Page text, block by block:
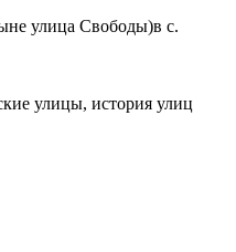
улица Свободы)в с.
улицы, история улиц